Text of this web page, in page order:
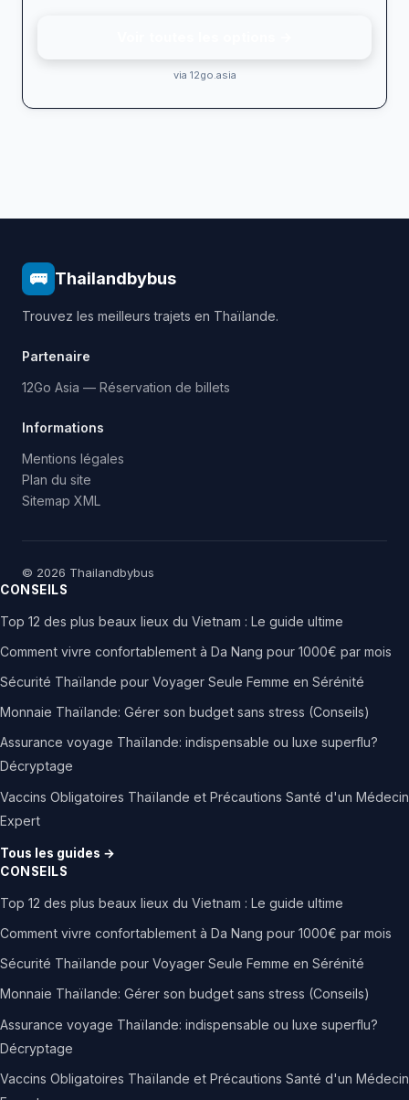
via 12go.asia
🚌 Thailandbybus
Trouvez les meilleurs trajets en Thaïlande.
Partenaire
12Go Asia — Réservation de billets
Informations
Mentions légales
Plan du site
Sitemap XML
© 2026 Thailandbybus
CONSEILS
Top 12 des plus beaux lieux du Vietnam : Le guide ultime
Comment vivre confortablement à Da Nang pour 1000€ par mois
Sécurité Thaïlande pour Voyager Seule Femme en Sérénité
Monnaie Thaïlande: Gérer son budget sans stress (Conseils)
Assurance voyage Thaïlande: indispensable ou luxe superflu?
Décryptage
Vaccins Obligatoires Thaïlande et Précautions Santé d'un Médecin
Expert
Tous les guides →
CONSEILS
Top 12 des plus beaux lieux du Vietnam : Le guide ultime
Comment vivre confortablement à Da Nang pour 1000€ par mois
Sécurité Thaïlande pour Voyager Seule Femme en Sérénité
Monnaie Thaïlande: Gérer son budget sans stress (Conseils)
Assurance voyage Thaïlande: indispensable ou luxe superflu?
Décryptage
Vaccins Obligatoires Thaïlande et Précautions Santé d'un Médecin